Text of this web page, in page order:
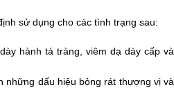
sử dụng cho các tình trạng sau:
hành tá tràng, viêm dạ dày cấp và
những dấu hiệu bỏng rát thượng vị và